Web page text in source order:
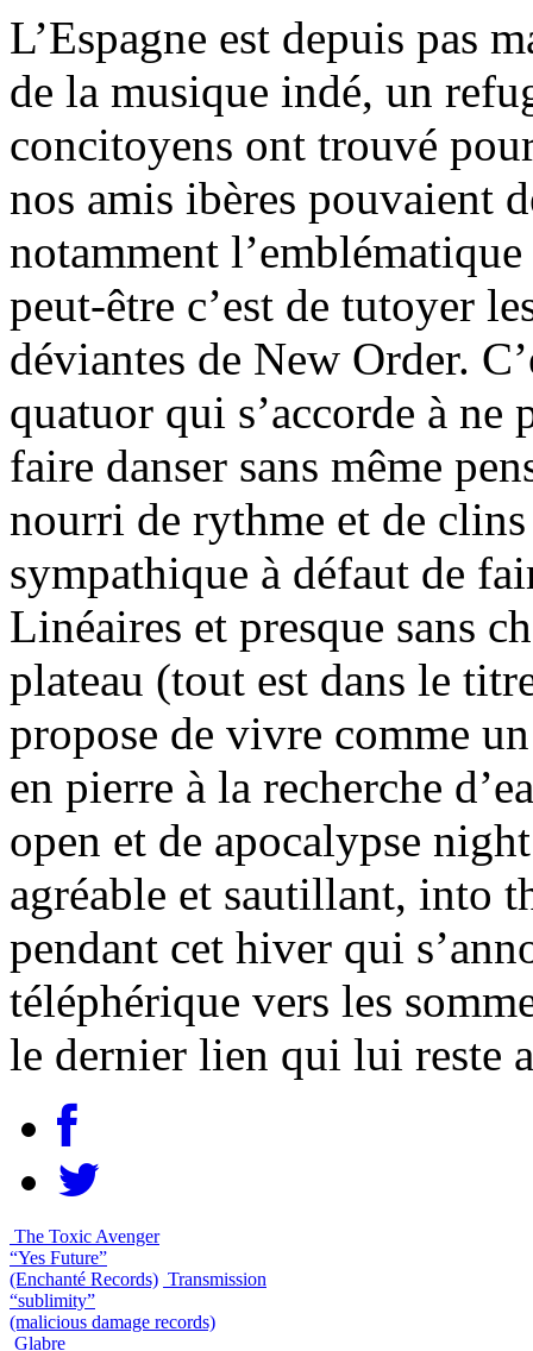
L’Espagne est depuis pas
de la musique indé, un
concitoyens ont trouvé
nos amis ibères pouvaient
notamment
peut-être c’est de tutoyer
déviantes de New Order.
quatuor qui s’accorde à ne
faire danser sans même
nourri de rythme et de
sympathique à défaut de
Linéaires et presque sans
plateau (tout est dans le
propose de vivre comme
en pierre à la recherche
open et de apocalypse
agréable et sautillant, into
pendant cet hiver qui
téléphérique vers les
le dernier lien qui lui reste
The Toxic Avenger
“Yes Future”
(Enchanté Records) Transmission
“sublimity”
(malicious damage records)
Glabre